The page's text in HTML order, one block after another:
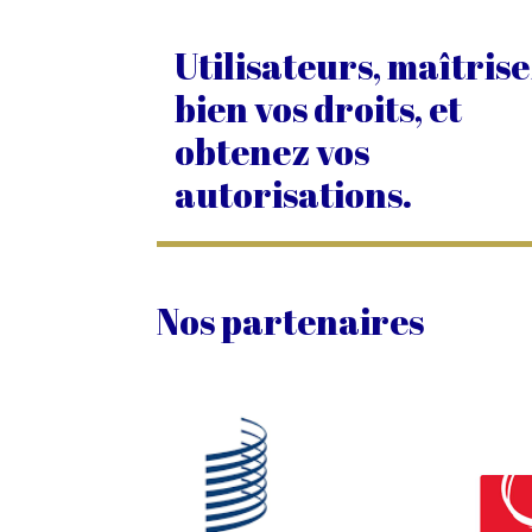
Utilisateurs,
bien vos droits, et
obtenez vos
autorisations.
Nos partenaires